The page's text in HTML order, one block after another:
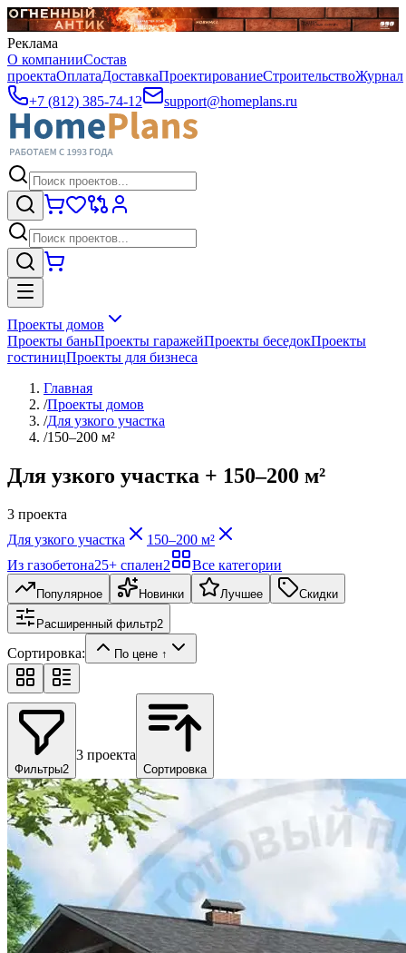
Реклама
О компанииСостав
проектаОплатаДоставкаПроектированиеСтроительствоЖурнал
+7 (812) 385-74-12
support@homeplans.ru
Проекты домов
Проекты баньПроекты гаражейПроекты беседокПроекты
гостиницПроекты для бизнеса
Главная
/Проекты домов
/Для узкого участка
/150–200 м²
Для узкого участка + 150–200 м²
3 проекта
Для узкого участка
150–200 м²
Из газобетона25+ спален2 Все категории
Популярное Новинки Лучшее Скидки
Расширенный фильтр2
Сортировка: По цене ↑
Фильтры2
3 проекта
Сортировка